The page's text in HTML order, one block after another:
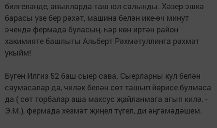
билгеләнде, авылларда таш юл салынды. Хәзер эшкә
барасы үзе бер рәхәт, машина белән ике-өч минут
эчендә фермада буласың, һәр көн иртән район
хакимияте башлыгы Альберт Рәхмәтуллинга рәхмәт
укыйм!
Бүген Илгиз 52 баш сыер сава. Сыерларны кул белән
саумасалар да, чиләк белән сөт ташып йөрисе булмаса
да ( сөт торбалар аша махсус җайланмага агып килә. -
Э.М.), фермада хезмәт җиңел түгел, ди әңгәмәдәшем.